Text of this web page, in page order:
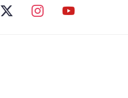
yakınlarını